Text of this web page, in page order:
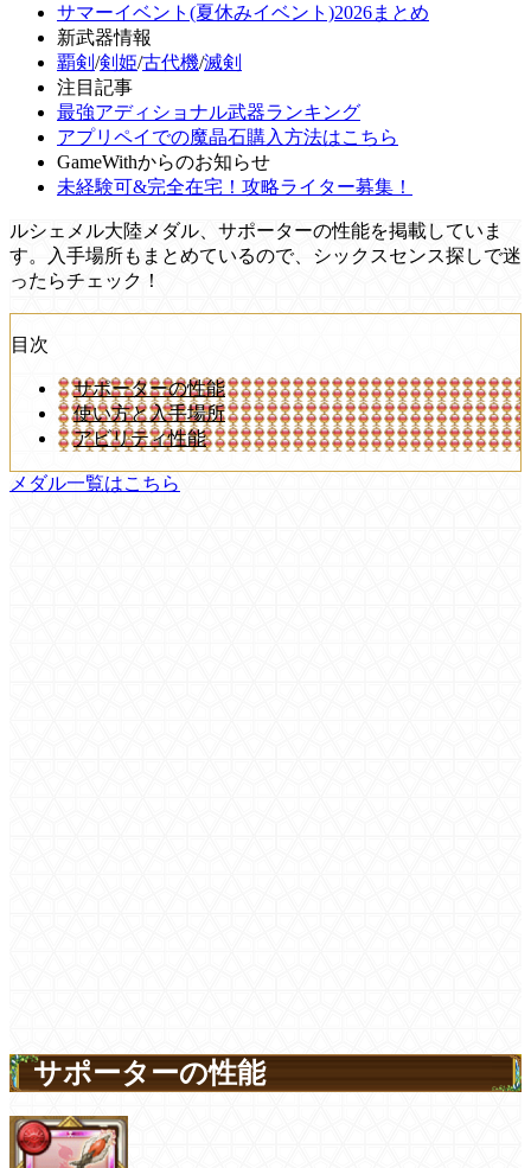
サマーイベント(夏休みイベント)2026まとめ
新武器情報
覇剣 /剣姫/古代機/滅剣
注目記事
最強アディショナル武器ランキング
アプリペイでの魔晶石購入方法はこちら
GameWithからのお知らせ
未経験可&完全在宅！攻略ライター募集！
ルシェメル大陸メダル、サポーターの性能を掲載していま
す。入手場所もまとめているので、シックスセンス探しで迷
ったらチェック！
目次
サポーターの性能
使い方と入手場所
アビリティ性能
メダル一覧はこちら
サポーターの性能